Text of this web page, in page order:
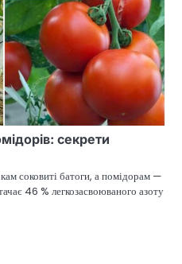
секрети
соковиті батоги, а помідорам —
46 % легкозасвоюваного азоту